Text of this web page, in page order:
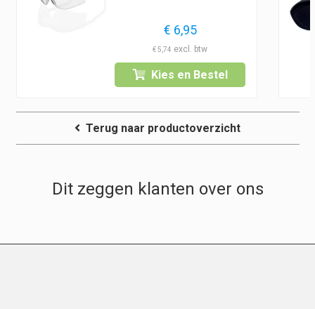
€ 6,95
€5,74
Kies en Bestel
Terug naar productoverzicht
Dit zeggen klanten over ons